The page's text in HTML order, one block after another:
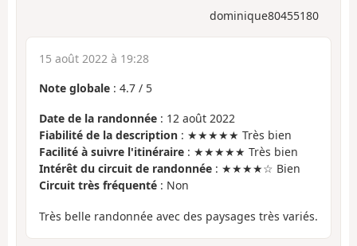
dominique80455180
15 août 2022 à 19:28
Note globale : 4.7 / 5
Date de la randonnée : 12 août 2022
Fiabilité de la description : ★★★★★ Très bien
Facilité à suivre l'itinéraire : ★★★★★ Très bien
Intérêt du circuit de randonnée : ★★★★☆ Bien
Circuit très fréquenté : Non
Très belle randonnée avec des paysages très variés.